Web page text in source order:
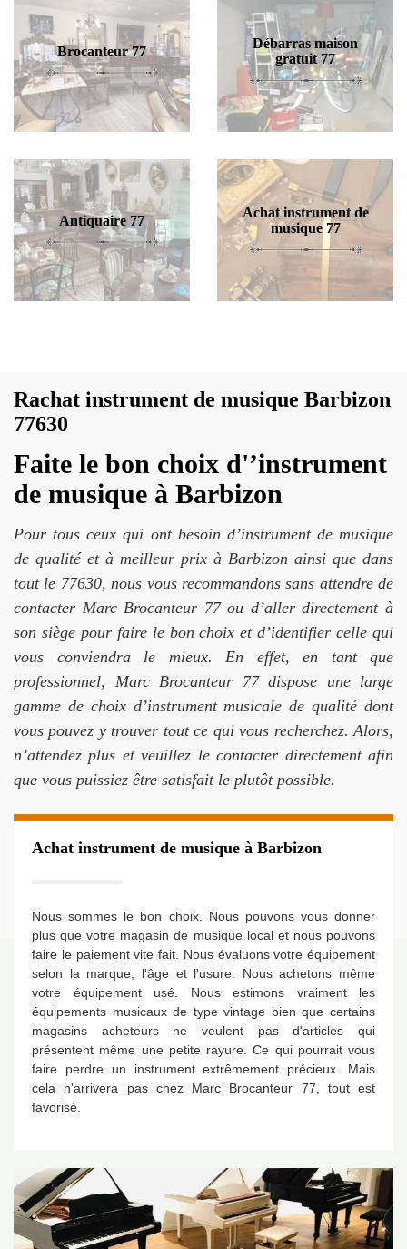
Brocanteur 77
Débarras maison
gratuit 77
Antiquaire 77
Achat instrument de
musique 77
Rachat instrument de musique Barbizon
77630
Faite le bon choix d'’instrument
de musique à Barbizon
Pour tous ceux qui ont besoin d’instrument de musique
de qualité et à meilleur prix à Barbizon ainsi que dans
tout le 77630, nous vous recommandons sans attendre de
contacter Marc Brocanteur 77 ou d’aller directement à
son siège pour faire le bon choix et d’identifier celle qui
vous conviendra le mieux. En effet, en tant que
professionnel, Marc Brocanteur 77 dispose une large
gamme de choix d’instrument musicale de qualité dont
vous pouvez y trouver tout ce qui vous recherchez. Alors,
n’attendez plus et veuillez le contacter directement afin
que vous puissiez être satisfait le plutôt possible.
Achat instrument de musique à Barbizon
Nous sommes le bon choix. Nous pouvons vous donner
plus que votre magasin de musique local et nous pouvons
faire le paiement vite fait. Nous évaluons votre équipement
selon la marque, l'âge et l'usure. Nous achetons même
votre équipement usé. Nous estimons vraiment les
équipements musicaux de type vintage bien que certains
magasins acheteurs ne veulent pas d'articles qui
présentent même une petite rayure. Ce qui pourrait vous
faire perdre un instrument extrêmement précieux. Mais
cela n'arrivera pas chez Marc Brocanteur 77, tout est
favorisé.